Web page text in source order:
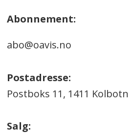
Abonnement:
abo@oavis.no
Postadresse:
Postboks 11, 1411 Kolbotn
Salg: